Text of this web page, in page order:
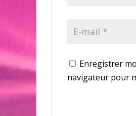
Enregistrer
navigateur pour